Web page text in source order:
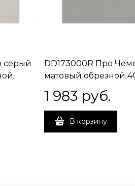
серый
DD173000R Про
матовый обрезной
1 983 руб.
В корзину